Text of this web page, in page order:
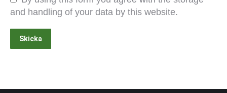
and handling of your data by this website.
Skicka